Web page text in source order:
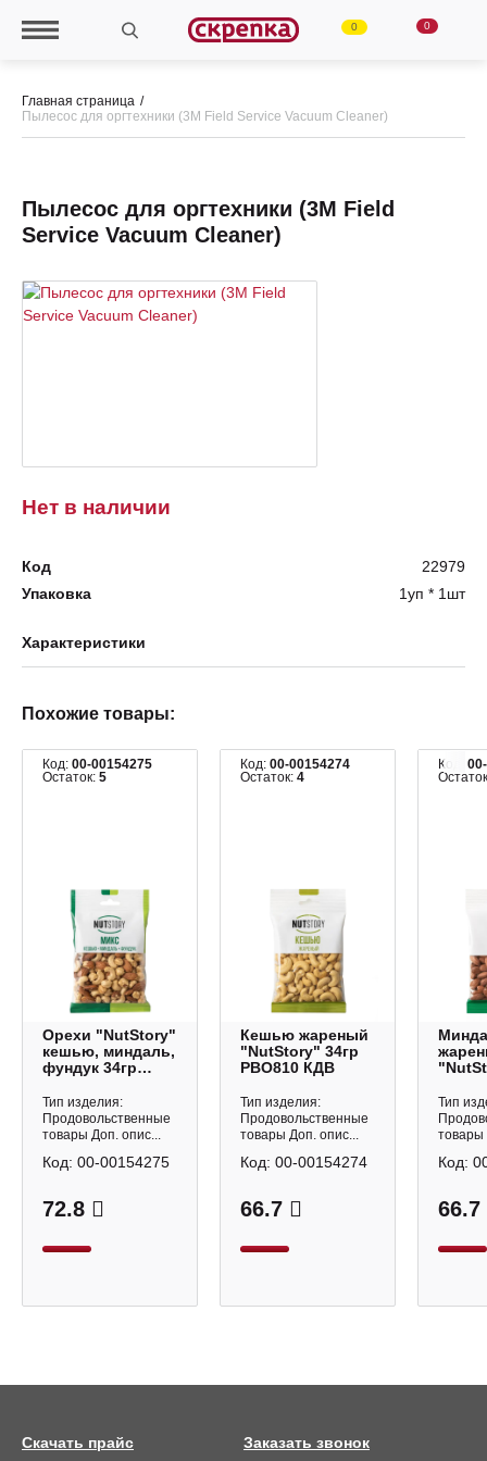
0 0
Главная страница
Пылесос для оргтехники (3M Field Service Vacuum Cleaner)
Нет в наличии
Пылесос для оргтехники (3M Field
Service Vacuum Cleaner)
Код
22979
Упаковка
1уп * 1шт
Характеристики
Похожие товары:
Код: 00-00154275
Остаток: 5
Орехи "NutStory"
кешью, миндаль,
фундук 34гр
Тип изделия:
Продовольственные
товары Доп. опис...
72.8
Код: 00-00154275
Код: 00-00154274
Остаток: 4
Кешью жареный
"NutStory" 34гр
РВО810 КДВ
Тип изделия:
Продовольственные
товары Доп. опис...
66.7
Код: 00-00154274
Код:
Тип
товары
66.7
Код:
Заказать звонок
Скачать прайс